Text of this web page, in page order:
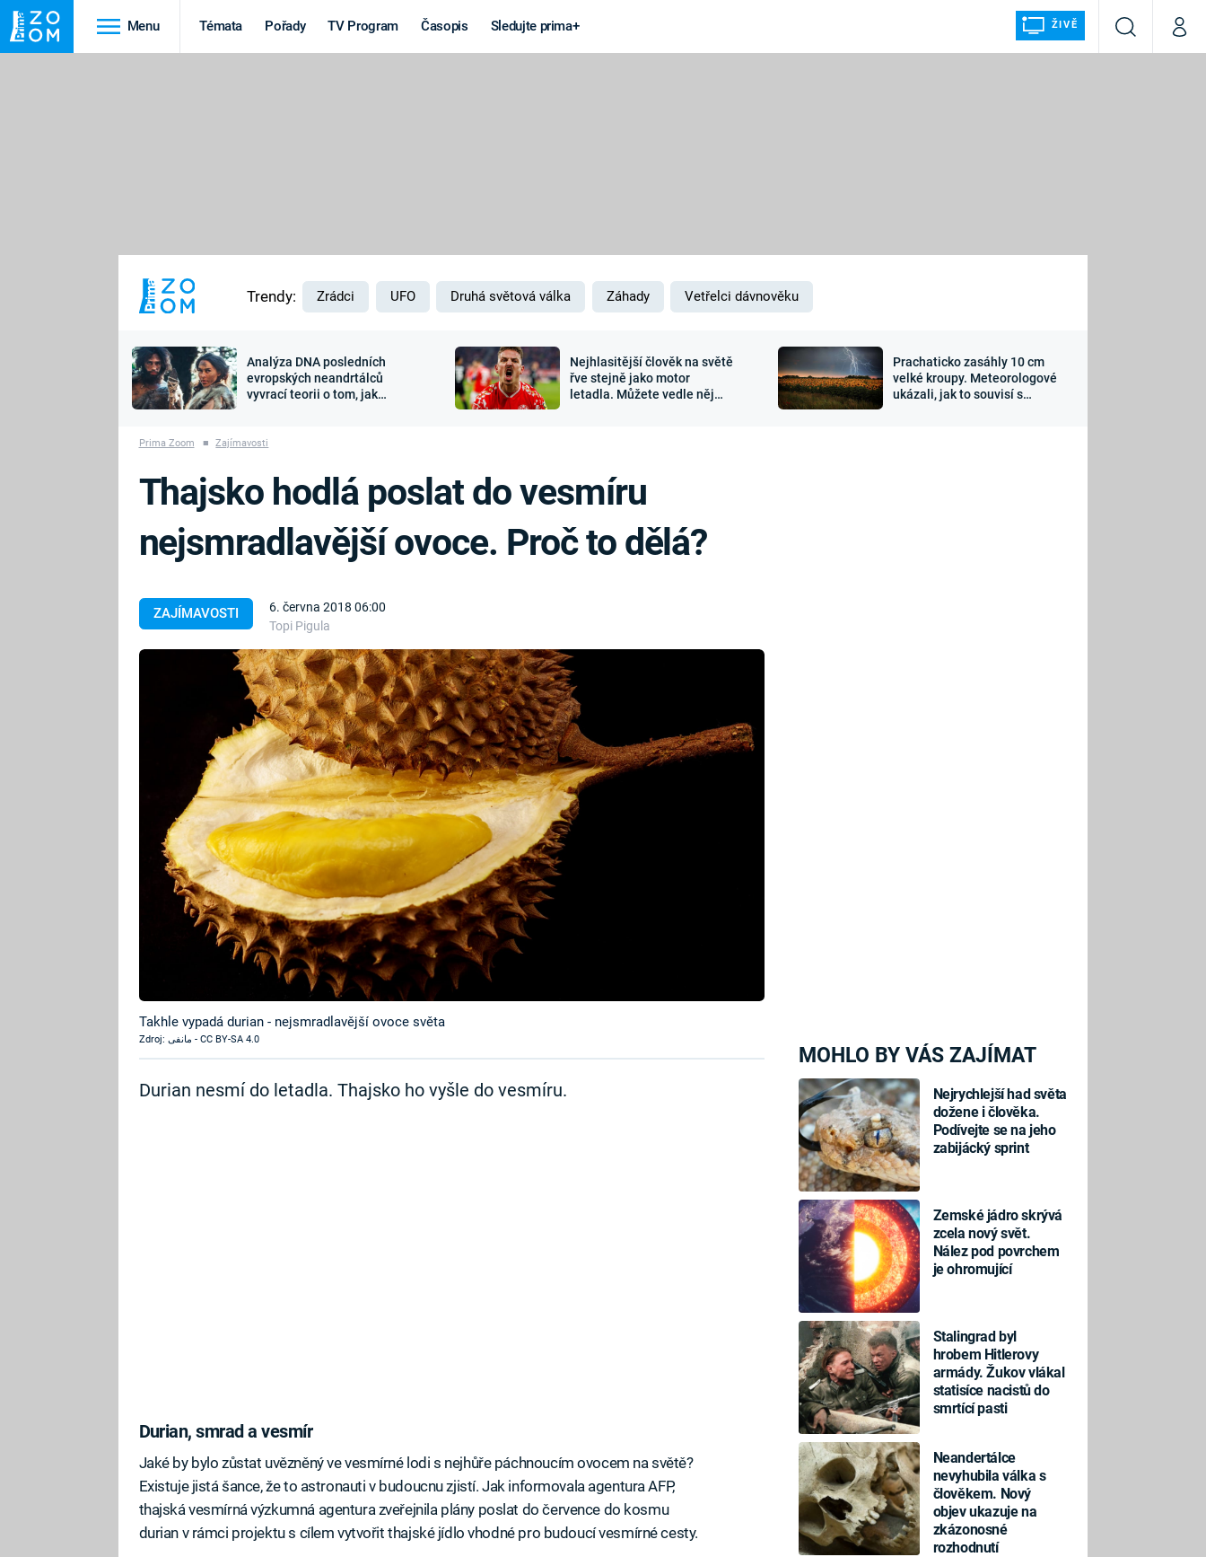
Menu Témata Pořady TV Program Časopis Sledujte prima+ ŽIVĚ
VyhledáváníMůj
MARS
RODINA
MIMOZEMŠŤANÉ
Sledujte nás
Trendy: Zrádci UFO Druhá světová válka Záhady Vetřelci dávnověku
Analýza DNA posledních
evropských neandrtálců
vyvrací teorii o tom, jak
Nejhlasitější člověk na světě
řve stejně jako motor
letadla. Můžete vedle něj
Prachaticko zasáhly 10 cm
velké kroupy. Meteorologové
ukázali, jak to souvisí s
Prima Zoom ■ Zajímavosti
ZAJÍMAVOSTI
6. června 2018 06:00
Topi Pigula
MOHLO BY VÁS ZAJÍMAT
Nejrychlejší had světa
dožene i člověka.
Podívejte se na jeho
zabijácký sprint
Zemské jádro skrývá
zcela nový svět.
Nález pod povrchem
je ohromující
Stalingrad byl
hrobem Hitlerovy
armády. Žukov vlákal
statisíce nacistů do
smrtící pasti
Neandertálce
nevyhubila válka s
člověkem. Nový
objev ukazuje na
zkázonosné
rozhodnutí
Thajsko hodlá poslat do vesmíru
nejsmradlavější ovoce. Proč to dělá?
Takhle vypadá durian - nejsmradlavější ovoce světa
Zdroj: مانفی - CC BY-SA 4.0
Durian nesmí do letadla. Thajsko ho vyšle do vesmíru.
Durian, smrad a vesmír
Jaké by bylo zůstat uvězněný ve vesmírné lodi s nejhůře páchnoucím ovocem na světě?
Existuje jistá šance, že to astronauti v budoucnu zjistí. Jak informovala agentura AFP,
thajská vesmírná výzkumná agentura zveřejnila plány poslat do července do kosmu
durian v rámci projektu s cílem vytvořit thajské jídlo vhodné pro budoucí vesmírné cesty.